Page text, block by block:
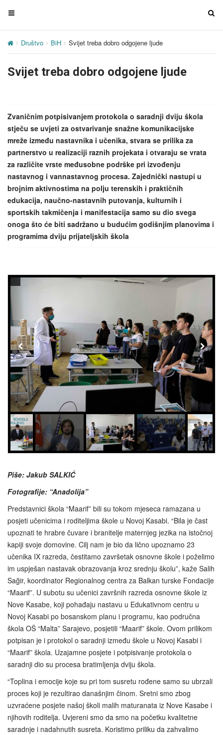
T
g
e
i
g
a
t
i
o
n
T
Društvo BiH Svijet treba dobro odgojene ljude
Svijet treba dobro odgojene ljude
Zvaničnim potpisivanjem protokola o saradnji dviju škola
stječu se uvjeti za ostvarivanje snažne komunikacijske
mreže između nastavnika i učenika, stvara se prilika za
partnerstvo u realizaciji raznih projekata i otvaraju se vrata
za različite vrste međusobne podrške pri izvođenju
nastavnog i vannastavnog procesa. Zajednički nastupi u
brojnim aktivnostima na polju terenskih i praktičnih
edukacija, naučno-nastavnih putovanja, kulturnih i
sportskih takmičenja i manifestacija samo su dio svega
onoga što će biti sadržano u budućim godišnjim planovima i
programima dviju prijateljskih škola
Piše: Jakub SALKIĆ
Fotografije: “Anadolija”
Predstavnici škola “Maarif” bili su tokom mjeseca ramazana u
posjeti učenicima i roditeljima škole u Novoj Kasabi. “Bila je čast
upoznati te hrabre čuvare i branitelje maternjeg jezika na istočnoj
kapiji svoje domovine. Cilj nam je bio da lično upoznamo 23
učenika IX razreda, čestitamo završetak osnovne škole i poželimo
im uspješan nastavak obrazovanja kroz srednju školu”, kaže Salih
Sağir, koordinator Regionalnog centra za Balkan turske Fondacije
“Maarif”. U subotu su učenici završnih razreda osnovne škole iz
Nove Kasabe, koji pohađaju nastavu u Edukativnom centru u
Novoj Kasabi po bosanskom planu i programu, kao područna
škola OŠ “Malta” Sarajevo, posjetili “Maarif” škole. Ovom prilikom
potpisan je i protokol o saradnji između škole u Novoj Kasabi i
“Maarif” škola. Uzajamne posjete i potpisivanje protokola o
saradnji dio su procesa bratimljenja dviju škola.
“Toplina i emocije koje su pri tom susretu rođene samo su ubrzali
proces koji je rezultirao današnjim činom. Sretni smo zbog
uzvraćene posjete našoj školi malih maturanata iz Nove Kasabe i
njihovih roditelja. Uvjereni smo da smo na početku kvalitetne
saradnje i nadahnutih susreta. Koristimo priliku da zahvalimo